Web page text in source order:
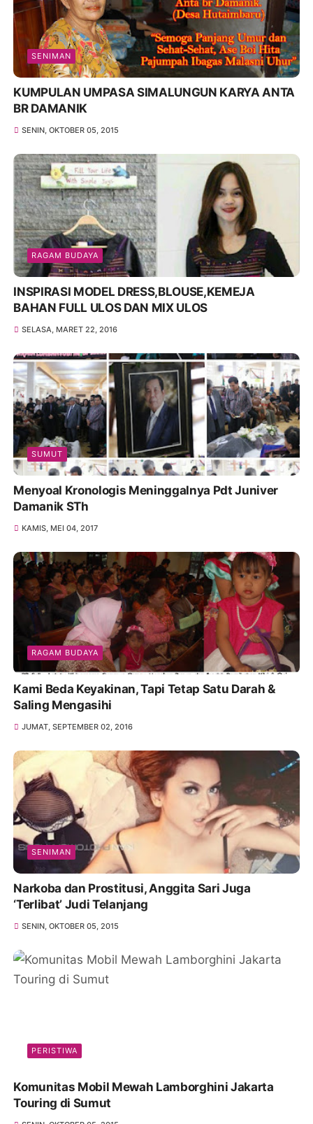
SENIMAN
KUMPULAN UMPASA SIMALUNGUN KARYA ANTA
BR DAMANIK
SENIN, OKTOBER 05, 2015
RAGAM BUDAYA
INSPIRASI MODEL DRESS,BLOUSE,KEMEJA
BAHAN FULL ULOS DAN MIX ULOS
SELASA, MARET 22, 2016
SUMUT
Menyoal Kronologis Meninggalnya Pdt Juniver
Damanik STh
KAMIS, MEI 04, 2017
RAGAM BUDAYA
Kami Beda Keyakinan, Tapi Tetap Satu Darah &
Saling Mengasihi
JUMAT, SEPTEMBER 02, 2016
SENIMAN
Narkoba dan Prostitusi, Anggita Sari Juga
‘Terlibat’ Judi Telanjang
SENIN, OKTOBER 05, 2015
PERISTIWA
Komunitas Mobil Mewah Lamborghini Jakarta
Touring di Sumut